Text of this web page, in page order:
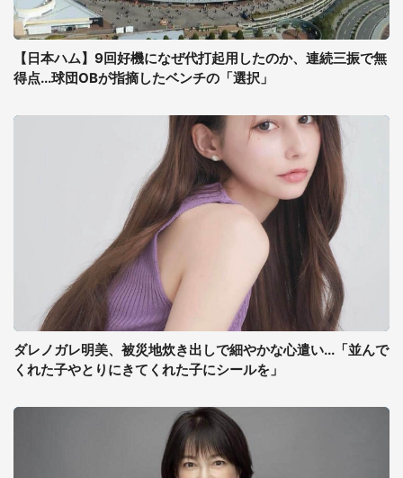
【日本ハム】9回好機になぜ代打起用したのか、連続三振で無
得点...球団OBが指摘したベンチの「選択」
ダレノガレ明美、被災地炊き出しで細やかな心遣い...「並んで
くれた子やとりにきてくれた子にシールを」